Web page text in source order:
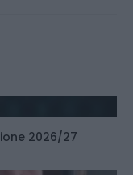
2026/27